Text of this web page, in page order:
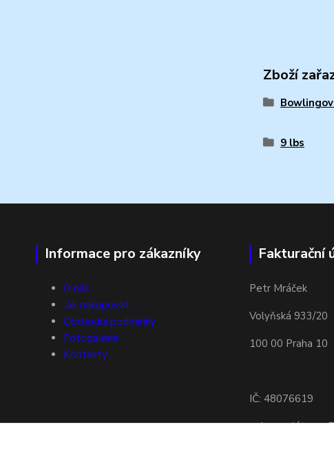
Zboží
9 lbs
Informace pro zákazníky
O nás
Jak nakupovat
Obchodní podmínky
Fotogalerie
Kontakty
Fakturační
Petr Mráček
Volyňská 933/20
100 00 Praha 10
IČ: 48076619
nejsem plátcem